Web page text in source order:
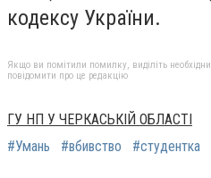
кодексу України.
Якщо ви помітили помилку, виділіть
повідомити про це редакцію
ГУ НП У ЧЕРКАСЬКІЙ ОБЛАСТІ
#Умань
#вбивство #студентка